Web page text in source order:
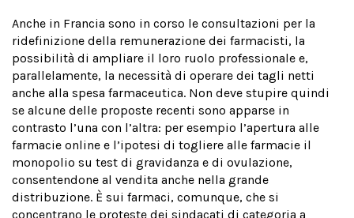
Anche in Francia sono in corso le consultazioni per la
ridefinizione della remunerazione dei farmacisti, la
possibilità di ampliare il loro ruolo professionale e,
parallelamente, la necessità di operare dei tagli netti
anche alla spesa farmaceutica. Non deve stupire quindi
se alcune delle proposte recenti sono apparse in
contrasto l’una con l’altra: per esempio l’apertura alle
farmacie online e l’ipotesi di togliere alle farmacie il
monopolio su test di gravidanza e di ovulazione,
consentendone al vendita anche nella grande
distribuzione. È sui farmaci, comunque, che si
concentrano le proteste dei sindacati di categoria a